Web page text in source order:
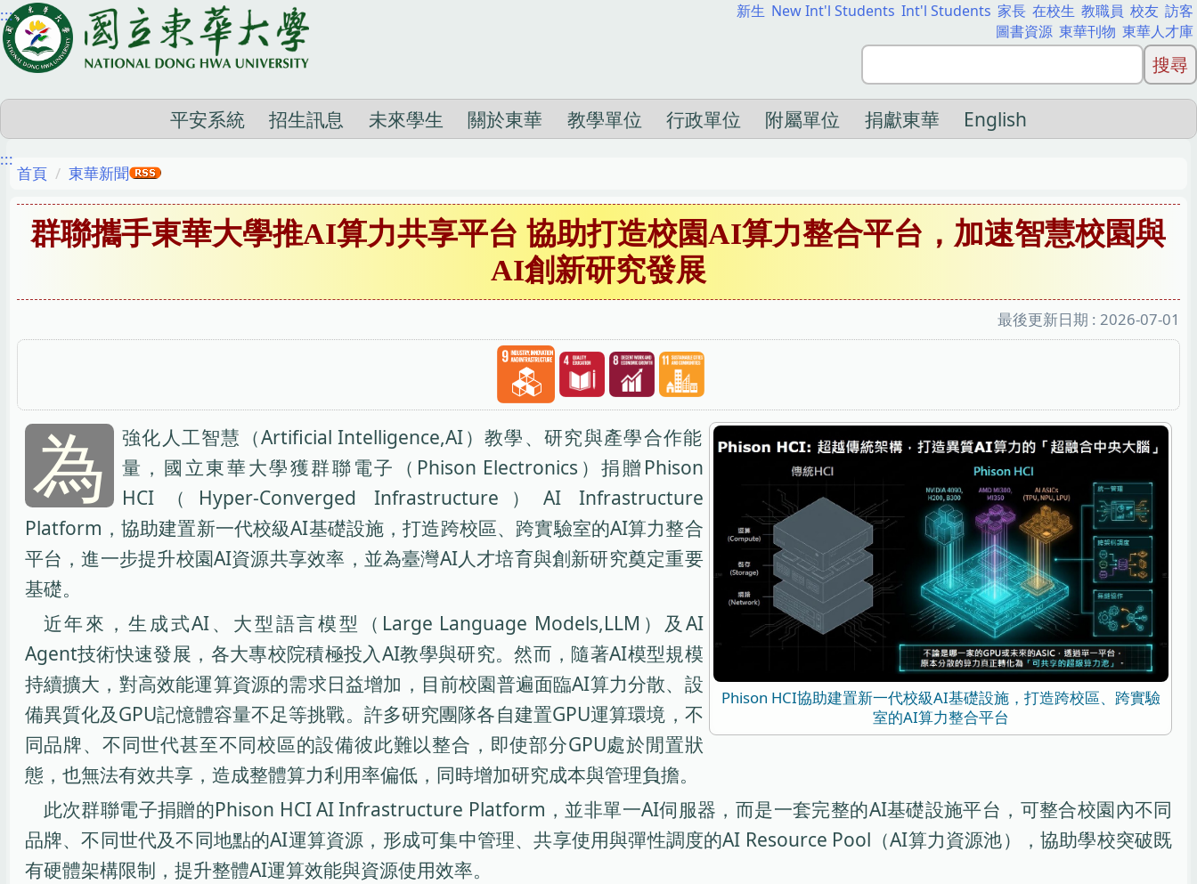
跳
到
主
容
區
::: 新生 New Int'l Students Int'l Students 家長 在校生 教職員 校友 訪客
圖書資源 東華刊物 東華人才庫
平安系統 招生訊息 未來學生 關於東華 教學單位 行政單位 附屬單位 捐獻東華 English
:::
首頁 東華新聞
群聯攜手東華大學推AI算力共享平台 協助打造校園AI算力整合平台，加速智慧校園與
AI創新研究發展
最後更新日期 : 2026-07-01
Phison HCI協助建置新一代校級AI基礎設施，打造跨校區、跨實驗
室的AI算力整合平台
為
強化人工智慧（Artificial Intelligence,AI）教學、研究與產學合作能
量，國立東華大學獲群聯電子（Phison Electronics）捐贈Phison
HCI（Hyper-Converged Infrastructure）AI Infrastructure
Platform，協助建置新一代校級AI基礎設施，打造跨校區、跨實驗室的AI算力整合
平台，進一步提升校園AI資源共享效率，並為臺灣AI人才培育與創新研究奠定重要
基礎。
近年來，生成式AI、大型語言模型（Large Language Models,LLM）及AI
Agent技術快速發展，各大專校院積極投入AI教學與研究。然而，隨著AI模型規模
持續擴大，對高效能運算資源的需求日益增加，目前校園普遍面臨AI算力分散、設
備異質化及GPU記憶體容量不足等挑戰。許多研究團隊各自建置GPU運算環境，不
同品牌、不同世代甚至不同校區的設備彼此難以整合，即使部分GPU處於閒置狀
態，也無法有效共享，造成整體算力利用率偏低，同時增加研究成本與管理負擔。
此次群聯電子捐贈的Phison HCI AI Infrastructure Platform，並非單一AI伺服器，而是一套完整的AI基礎設施平台，可整合校園內不同
品牌、不同世代及不同地點的AI運算資源，形成可集中管理、共享使用與彈性調度的AI Resource Pool（AI算力資源池），協助學校突破既
有硬體架構限制，提升整體AI運算效能與資源使用效率。